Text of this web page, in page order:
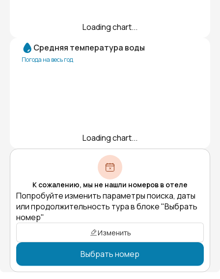
Loading chart...
Средняя температура воды
Погода на весь год
Loading chart...
К сожалению, мы не нашли номеров в отеле
Попробуйте изменить параметры поиска, даты
или продолжительность тура в блоке "Выбрать
номер"
Изменить
Выбрать номер